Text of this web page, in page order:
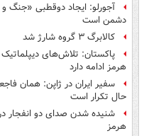
آجورلو: ایجاد دوقطبی «جنگ
دشمن است
کالابرگ ۳ گروه شارژ شد
پاکستان: تلاش‌های دیپلماتیک
هرمز ادامه دارد
سفیر ایران در ژاپن: همان
حال تکرار است
شنیده شدن صدای دو انفجار
هرمز